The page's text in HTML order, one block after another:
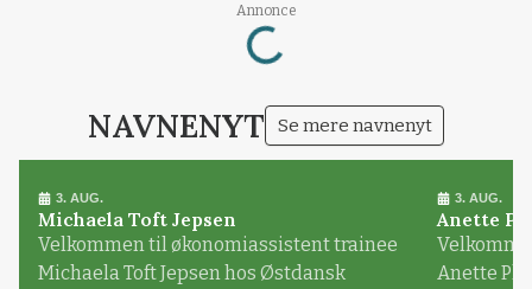
Annonce
Loading...
NAVNENYT Se mere navnenyt
3. AUG.
Michaela Toft Jepsen
Velkommen til økonomiassistent trainee
Michaela Toft Jepsen hos Østdansk
3. AUG.
Anette
Anette